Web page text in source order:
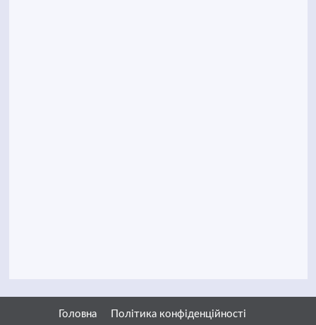
Головна
Політика конфіденційності